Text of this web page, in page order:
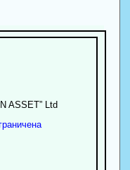
ASSET” Ltd